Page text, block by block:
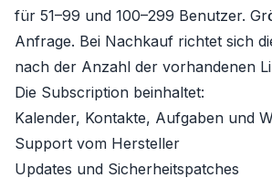
für 51–99 und 100–299 Benutzer.
Anfrage. Bei Nachkauf richtet sich
nach der Anzahl der vorhandenen
Die Subscription beinhaltet:
Kalender, Kontakte, Aufgaben und
Support vom Hersteller
Updates und Sicherheitspatches